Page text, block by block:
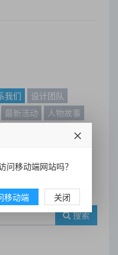
我们
设计团队
最新活动
人物故事
搜索
问移动端网站吗？
移动端 关闭